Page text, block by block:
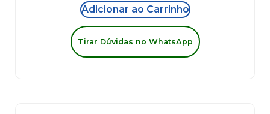
Adicionar ao Carrinho
Tirar Dúvidas no WhatsApp